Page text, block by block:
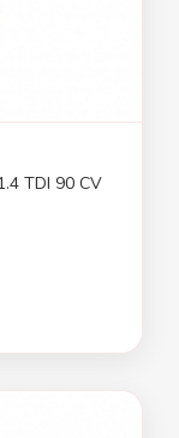
TDI 90 CV